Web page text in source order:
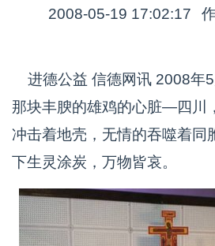
2008-05-19 17:02:17
进德公益 信德网讯 2008年
那块丰腴的雄鸡的心脏—四川
冲击着地壳，无情的吞噬着同
下生灵涂炭，万物皆哀。